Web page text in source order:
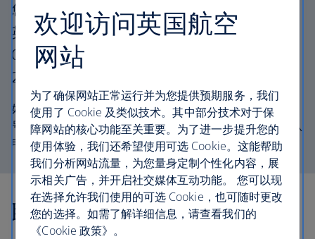
您也可以通过屏幕底部的聊天机器人（仅支持
英语）与我们联系，也可以在星期一到星期六
06:00 至 22:00 以及星期日的 08:00 –
22:00（英国时间）与我们的在线客服沟通。
如果您已预订，请在致电时准备好您的订位代号。订位代
号由 6 个字母和数字组成。例如，AB2CD3，可在您的确认
电子邮件中找到。
联系信息
欢迎访问英国航空
网站
为了确保网站正常运行并为您提供预期服务，我们
使用了 Cookie 及类似技术。其中部分技术对于保
障网站的核心功能至关重要。为了进一步提升您的
使用体验，我们还希望使用可选 Cookie。这能帮助
我们分析网站流量，为您量身定制个性化内容，展
示相关广告，并开启社交媒体互动功能。 您可以现
在选择允许我们使用的可选 Cookie，也可随时更改
您的选择。如需了解详细信息，请查看我们的
《Cookie 政策》。